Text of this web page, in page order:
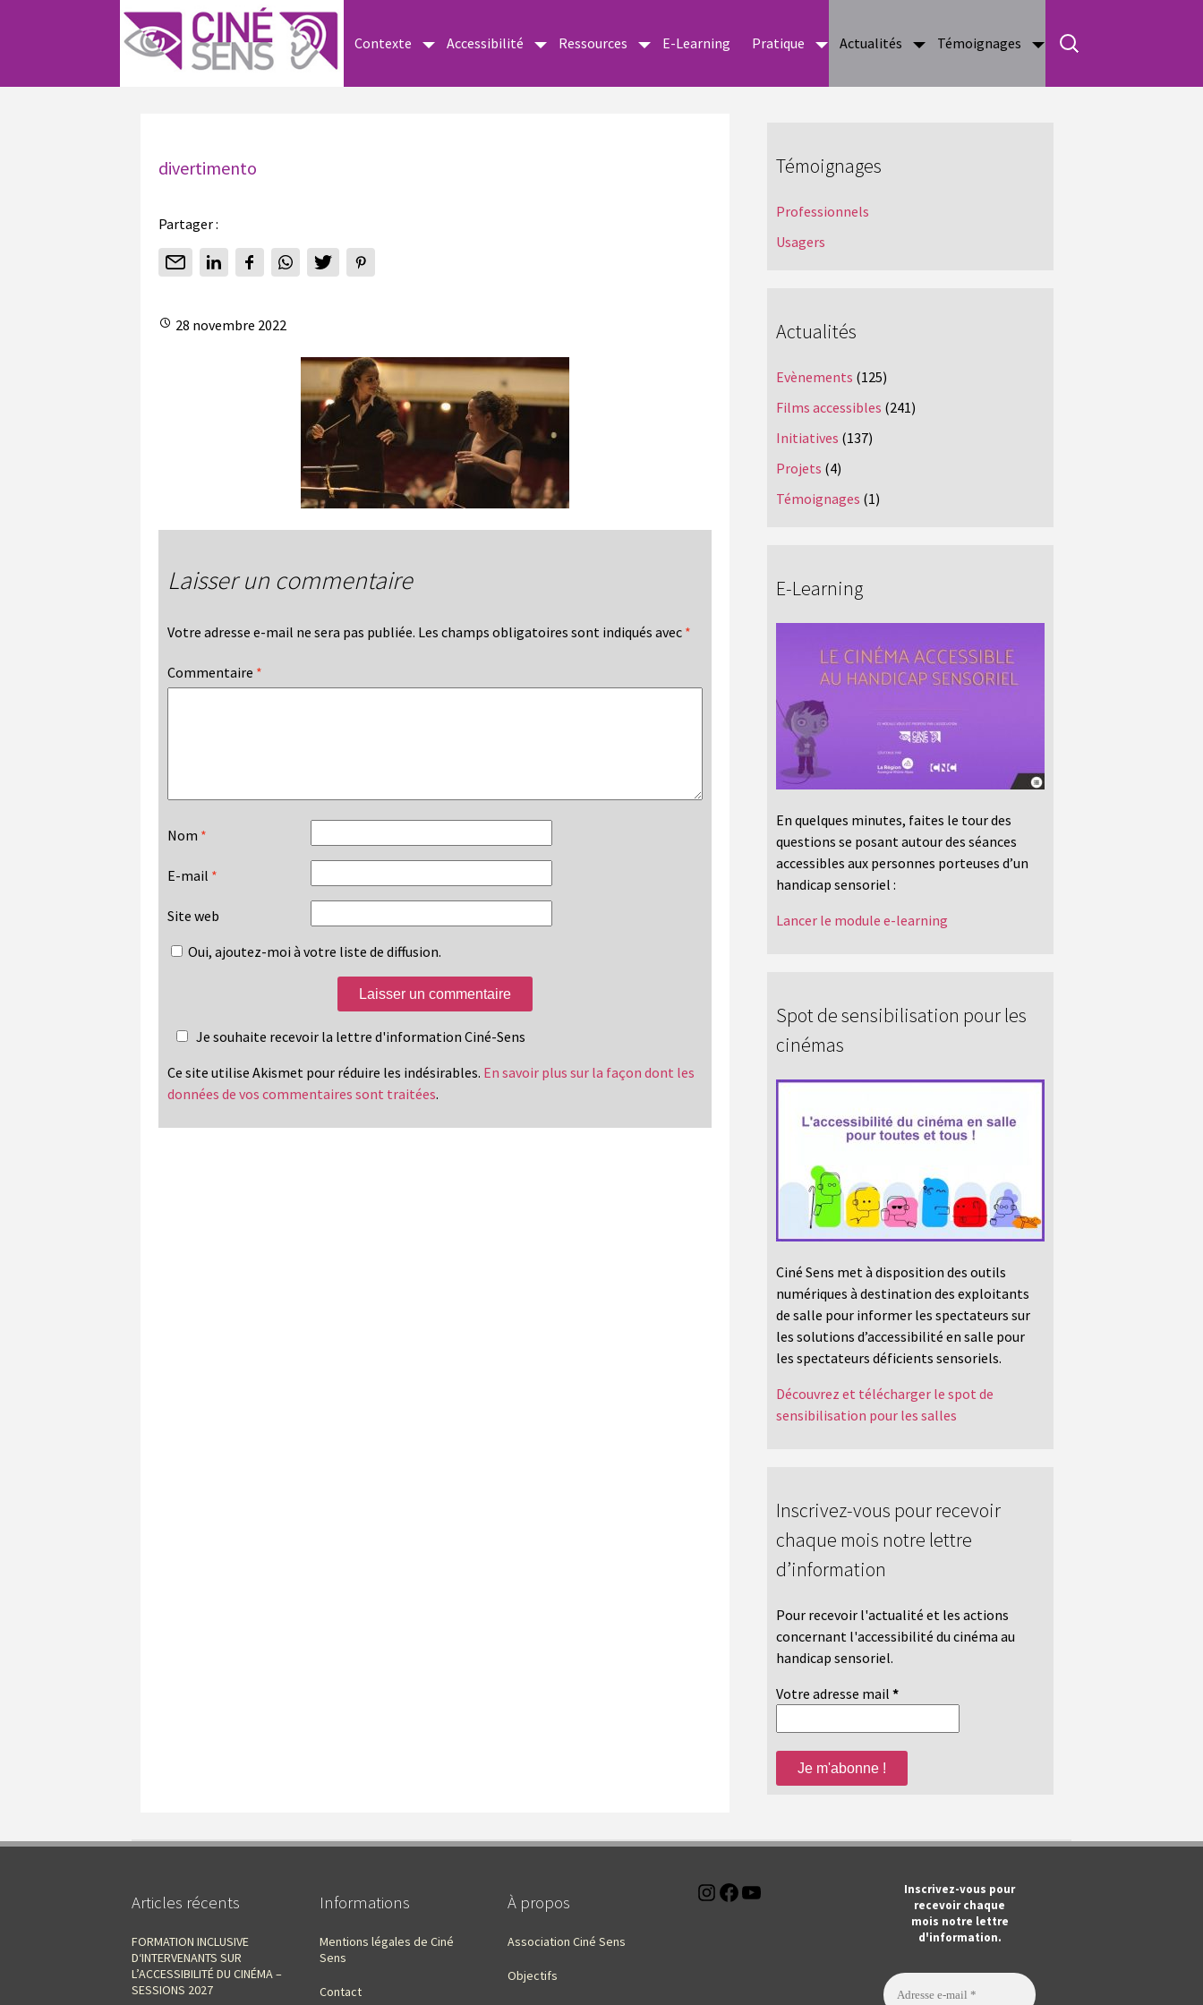
Contexte Accessibilité Ressources E-Learning Pratique Actualités Témoignages
divertimento
Partager :
28 novembre 2022
Laisser un commentaire
Votre adresse e-mail ne sera pas publiée. Les champs obligatoires sont indiqués avec *
Commentaire *
Nom *
E-mail *
Site web
Oui, ajoutez-moi à votre liste de diffusion.
Je souhaite recevoir la lettre d'information Ciné-Sens
Ce site utilise Akismet pour réduire les indésirables. En savoir plus sur la façon dont les
données de vos commentaires sont traitées.
Témoignages
Professionnels
Usagers
Actualités
Evènements (125)
Films accessibles (241)
Initiatives (137)
Projets (4)
Témoignages (1)
E-Learning
En quelques minutes, faites le tour des
questions se posant autour des séances
accessibles aux personnes porteuses d’un
handicap sensoriel :
Lancer le module e-learning
Spot de sensibilisation pour les
cinémas
Ciné Sens met à disposition des outils
numériques à destination des exploitants
de salle pour informer les spectateurs sur
les solutions d’accessibilité en salle pour
les spectateurs déficients sensoriels.
Découvrez et télécharger le spot de
sensibilisation pour les salles
Inscrivez-vous pour recevoir
chaque mois notre lettre
d’information
Pour recevoir l'actualité et les actions
concernant l'accessibilité du cinéma au
handicap sensoriel.
Votre adresse mail *
Articles récents
FORMATION INCLUSIVE
D‘INTERVENANTS SUR
L’ACCESSIBILITÉ DU CINÉMA –
SESSIONS 2027
Informations
Mentions légales de Ciné
Sens
Contact
À propos
Association Ciné Sens
Objectifs
Instagram
Facebook
Inscrivez-vous pour
recevoir chaque
mois notre lettre
d'information.